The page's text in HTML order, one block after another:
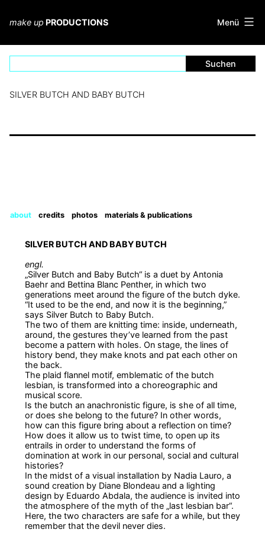
springen
make up PRODUCTIONS Menü
SILVER BUTCH AND BABY BUTCH
about credits photos materials & publications
SILVER BUTCH AND BABY BUTCH
engl.
„Silver Butch and Baby Butch“ is a duet by Antonia
Baehr and Bettina Blanc Penther, in which two
generations meet around the figure of the butch dyke.
“It used to be the end, and now it is the beginning,”
says Silver Butch to Baby Butch.
The two of them are knitting time: inside, underneath,
around, the gestures they’ve learned from the past
become a pattern with holes. On stage, the lines of
history bend, they make knots and pat each other on
the back.
The plaid flannel motif, emblematic of the butch
lesbian, is transformed into a choreographic and
musical score.
Is the butch an anachronistic figure, is she of all time,
or does she belong to the future? In other words,
how can this figure bring about a reflection on time?
How does it allow us to twist time, to open up its
entrails in order to understand the forms of
domination at work in our personal, social and cultural
histories?
In the midst of a visual installation by Nadia Lauro, a
sound creation by Diane Blondeau and a lighting
design by Eduardo Abdala, the audience is invited into
the atmosphere of the myth of the „last lesbian bar“.
Here, the two characters are safe for a while, but they
remember that the devil never dies.